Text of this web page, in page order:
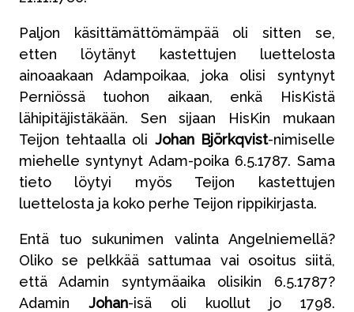
Paljon käsittämättömämpää oli sitten se,
etten löytänyt kastettujen luettelosta
ainoaakaan Adampoikaa, joka olisi syntynyt
Perniössä tuohon aikaan, enkä HisKistä
lähipitäjistäkään. Sen sijaan HisKin mukaan
Teijon tehtaalla oli Johan Björkqvist-nimiselle
miehelle syntynyt Adam-poika 6.5.1787. Sama
tieto löytyi myös Teijon kastettujen
luettelosta ja koko perhe Teijon rippikirjasta.
Entä tuo sukunimen valinta Angelniemellä?
Oliko se pelkkää sattumaa vai osoitus siitä,
että Adamin syntymäaika olisikin 6.5.1787?
Adamin Johan-isä oli kuollut jo 1798.